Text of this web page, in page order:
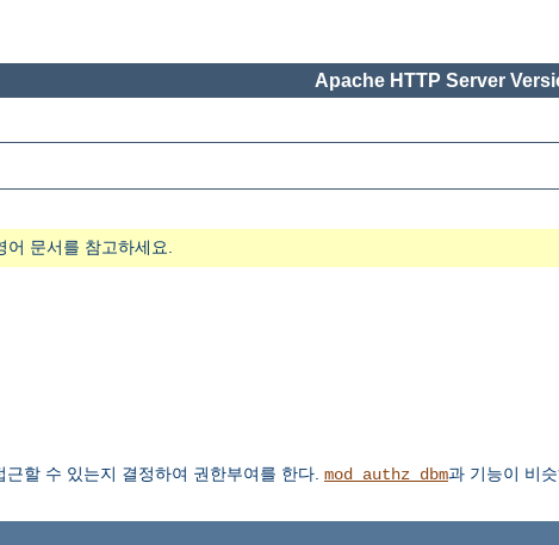
Apache HTTP Server
어 문서를 참고하세요.
할 수 있는지 결정하여 권한부여를 한다. mod_authz_dbm과 기능이 비